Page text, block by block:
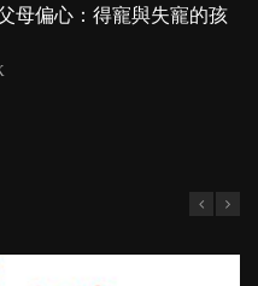
母偏心：得寵與失寵的孩